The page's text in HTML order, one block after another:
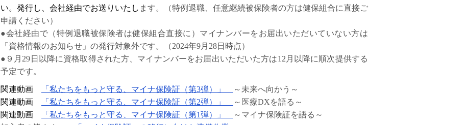
い。発行し、会社経由でお送りいたし ます。（特例退職、任意継続被保険者の方は健保組合に直接ご
申請ください）
●会社経由で（特例退職被保険者は健保組合直接に）マイナンバーをお届出いただいていない方は
「資格情報のお知らせ」の発行対象外です。（2024年9月28日時点）
●９月29日以降に資格取得された方、マイナンバーをお届出いただいた方は12月以降に順次提供する
予定です。
関連動画 「私たちをもっと守る、マイナ保険証（第3弾）」
～未来へ向かう～
関連動画
「私たちをもっと守る、マイナ保険証（第2弾）」
～医療DXを語る～
関連動画
「私たちをもっと守る、マイナ保険証（第1弾）」
～マイナ保険証を語る～